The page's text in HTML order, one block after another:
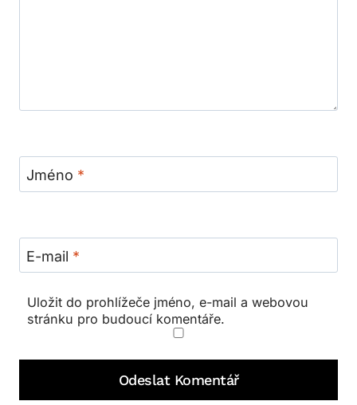
Jméno *
E-mail *
Uložit do prohlížeče jméno, e-mail a webovou
stránku pro budoucí komentáře.